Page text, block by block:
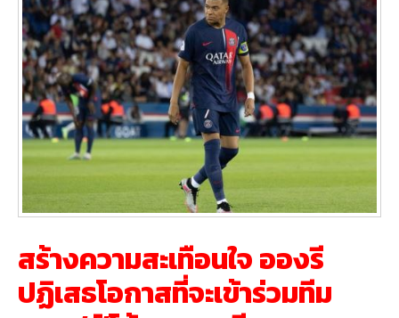
สร้างความสะเทือนใจ อองรี
ปฏิเสธโอกาสที่จะเข้าร่วมทีม